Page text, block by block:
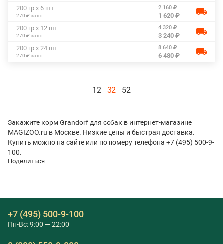
200 гр х 6 шт
270 ₽ за шт
2 160 ₽
1 620 ₽
200 гр х 12 шт
270 ₽ за шт
4 320 ₽
3 240 ₽
200 гр х 24 шт
270 ₽ за шт
8 640 ₽
6 480 ₽
12 32 52
Закажите корм Grandorf для собак в интернет-магазине
MAGIZOO.ru в Москве. Низкие цены и быстрая доставка.
Купить можно на сайте или по номеру телефона +7 (495) 500-9-
100.
Поделиться
+7 (495) 500-9-100
Пн-Вс: 9:00 — 22:00